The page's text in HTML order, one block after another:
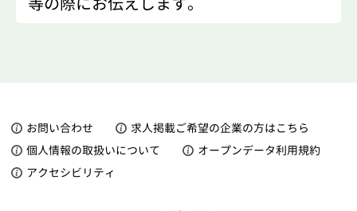
お問い合わせ
求人掲載ご希望の企業の方はこちら
個人情報の取扱いについて
オープンデータ利用規約
アクセシビリティ